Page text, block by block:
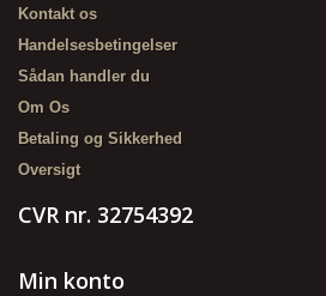
Kontakt os
Handelsesbetingelser
Sådan handler du
Om Os
Betaling og Sikkerhed
Oversigt
CVR nr. 32754392
Min konto